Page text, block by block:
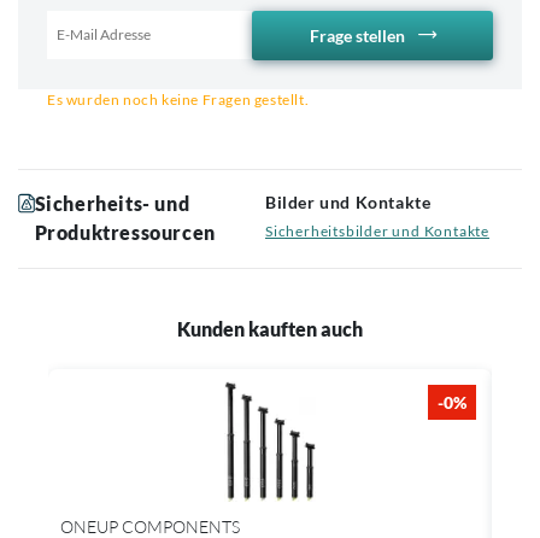
Frage stellen
Es wurden noch keine Fragen gestellt.
Sicherheits- und
Produktressourcen
Bilder und Kontakte
Sicherheitsbilder und Kontakte
Kunden kauften auch
-0%
ONEUP COMPONENTS